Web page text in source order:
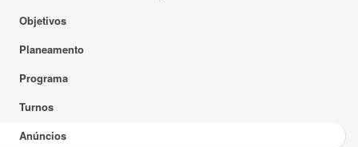
Objetivos
Planeamento
Programa
Turnos
Anúncios